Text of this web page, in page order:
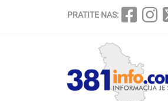
PRATITE NAS: